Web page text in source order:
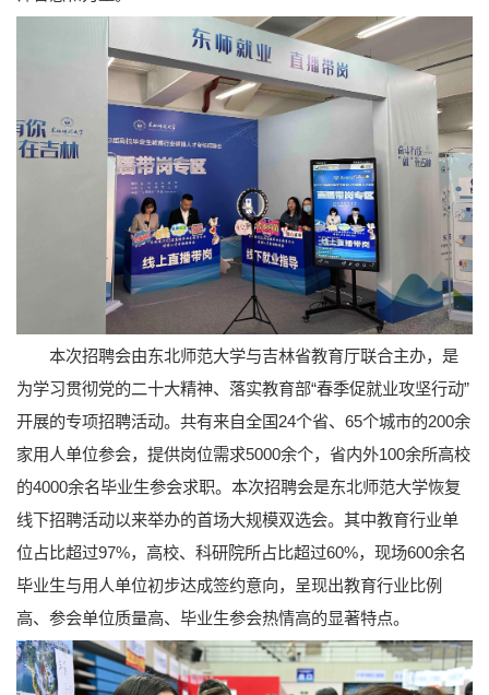
本次招聘会由东北师范大学与吉林省教育厅联合主办，是
为学习贯彻党的二十大精神、落实教育部“春季促就业攻坚行动”
开展的专项招聘活动。共有来自全国24个省、65个城市的200余
家用人单位参会，提供岗位需求5000余个，省内外100余所高校
的4000余名毕业生参会求职。本次招聘会是东北师范大学恢复
线下招聘活动以来举办的首场大规模双选会。其中教育行业单
位占比超过97%，高校、科研院所占比超过60%，现场600余名
毕业生与用人单位初步达成签约意向，呈现出教育行业比例
高、参会单位质量高、毕业生参会热情高的显著特点。